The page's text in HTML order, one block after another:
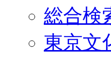
総合検
東京文